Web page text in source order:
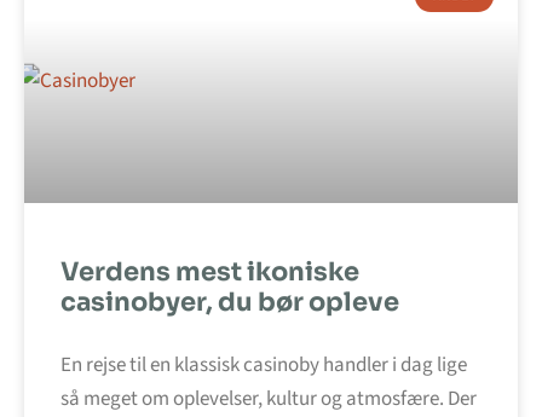
Verdens mest ikoniske
casinobyer, du bør opleve
En rejse til en klassisk casinoby handler i dag lige
så meget om oplevelser, kultur og atmosfære. Der